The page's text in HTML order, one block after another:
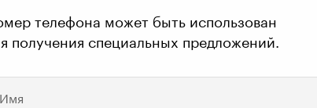
телефона может быть использован
получения специальных предложений.
Имя